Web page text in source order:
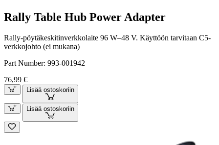
Rally Table Hub Power Adapter
Rally-pöytäkeskitinverkkolaite 96 W–48 V. Käyttöön tarvitaan C5-
verkkojohto (ei mukana)
Part Number: 993-001942
76,99 €
Lisää ostoskoriin
Lisää ostoskoriin